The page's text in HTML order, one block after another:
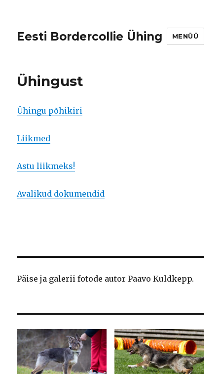
Eesti Bordercollie Ühing MENÜÜ
Ühingust
Ühingu põhikiri
Liikmed
Astu liikmeks!
Avalikud dokumendid
Päise ja galerii fotode autor Paavo Kuldkepp.